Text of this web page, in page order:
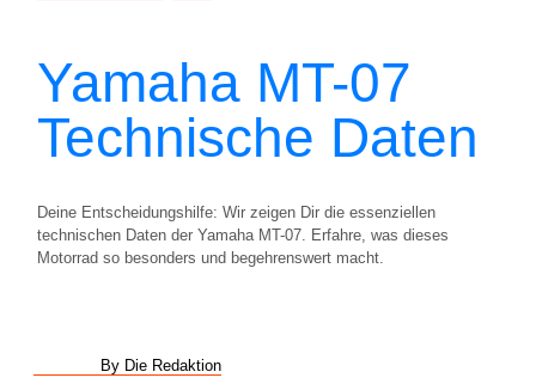
Yamaha MT-07
Technische Daten
Deine Entscheidungshilfe: Wir zeigen Dir die essenziellen
technischen Daten der Yamaha MT-07. Erfahre, was dieses
Motorrad so besonders und begehrenswert macht.
By Die Redaktion